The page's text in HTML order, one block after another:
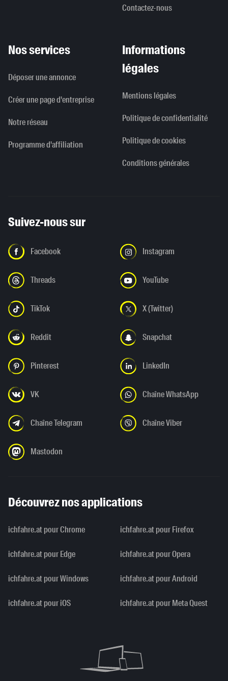
Contactez-nous
Nos services
Déposer une annonce
Créer une page d'entreprise
Notre réseau
Programme d'affiliation
Informations
légales
Mentions légales
Politique de confidentialité
Politique de cookies
Conditions générales
Suivez-nous sur
Facebook Instagram
Threads YouTube
TikTok X (Twitter)
Reddit Snapchat
Pinterest LinkedIn
VK Chaîne WhatsApp
Chaîne Telegram Chaîne Viber
Mastodon
Découvrez nos applications
ichfahre.at pour Chrome ichfahre.at pour Firefox
ichfahre.at pour Edge ichfahre.at pour Opera
ichfahre.at pour Windows ichfahre.at pour Android
ichfahre.at pour iOS ichfahre.at pour Meta Quest